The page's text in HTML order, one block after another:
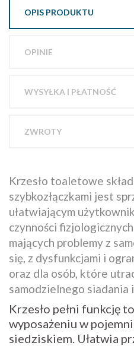
OPIS PRODUKTU
OPINIE
WYSYŁKA I PŁATNOŚĆ
ZWROTY
Krzesło toaletowe
szybkozłączkami jest
ułatwiającym
czynności
mających problemy z
się, z dysfunkcjami i
oraz dla osób, które
samodzielnego siadania
Krzesło pełni funkcję
wyposażeniu w
siedziskiem. Ułatwia